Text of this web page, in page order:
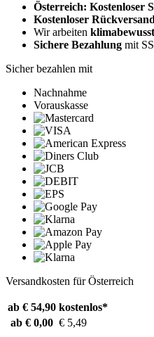
Österreich: Kostenloser
Kostenloser Rückversand
Wir arbeiten klimabewusst
Sichere Bezahlung mit
Sicher bezahlen mit
Nachnahme
Vorauskasse
Versandkosten für Österreich
ab € 54,90 kostenlos*
ab € 0,00 € 5,49